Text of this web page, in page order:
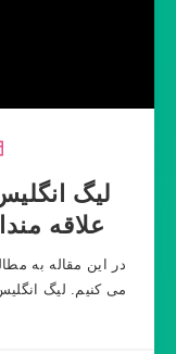
علاقه
در این مقاله به